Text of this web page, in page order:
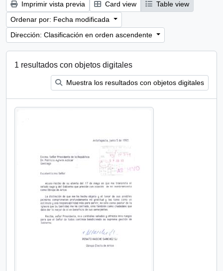
Imprimir vista previa Card view
Table view
Ordenar por: Fecha modificada
Dirección: Clasificación en orden ascendente
1 resultados con objetos digitales
Muestra los resultados con objetos digitales